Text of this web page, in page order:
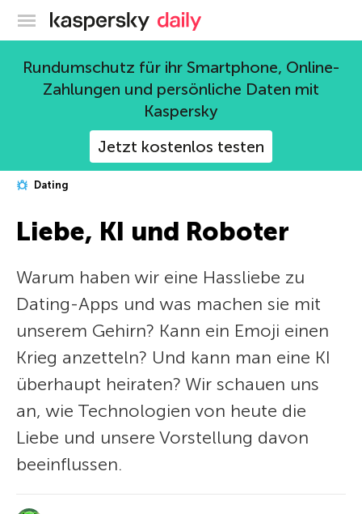
Offizieller Blog von Kaspersky
Rundumschutz für ihr Smartphone, Online-
Zahlungen und persönliche Daten mit
Kaspersky
Jetzt kostenlos testen
Dating
Liebe, KI und Roboter
Warum haben wir eine Hassliebe zu
Dating-Apps und was machen sie mit
unserem Gehirn? Kann ein Emoji einen
Krieg anzetteln? Und kann man eine KI
überhaupt heiraten? Wir schauen uns
an, wie Technologien von heute die
Liebe und unsere Vorstellung davon
beeinflussen.